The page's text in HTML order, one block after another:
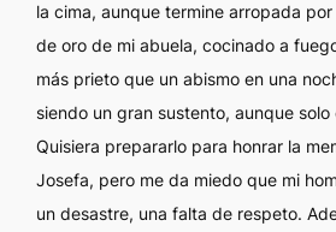
la cima, aunque termine arropada
de oro de mi abuela, cocinado a
más prieto que un abismo en una
siendo un gran sustento, aunque
Quisiera prepararlo para honrar la
Josefa, pero me da miedo que mi
un desastre, una falta de respeto.